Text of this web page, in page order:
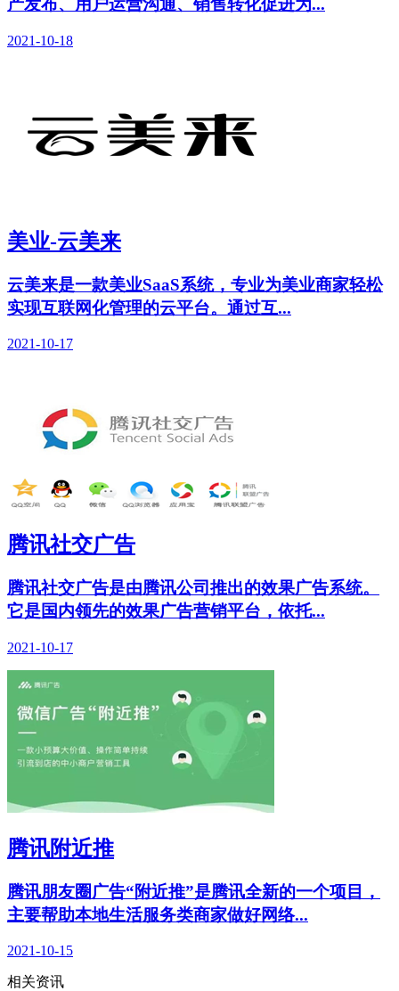
产发布、用户运营沟通、销售转化促进为...
2021-10-18
美业-云美来
云美来是一款美业SaaS系统，专业为美业商家轻松
实现互联网化管理的云平台。通过互...
2021-10-17
腾讯社交广告
腾讯社交广告是由腾讯公司推出的效果广告系统。
它是国内领先的效果广告营销平台，依托...
2021-10-17
腾讯附近推
腾讯朋友圈广告“附近推”是腾讯全新的一个项目，
主要帮助本地生活服务类商家做好网络...
2021-10-15
相关资讯